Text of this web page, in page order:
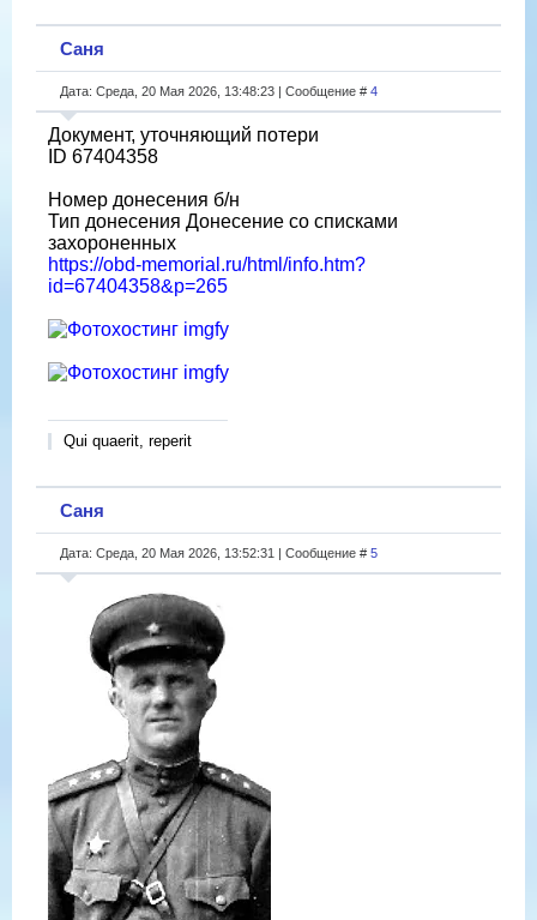
Саня
Дата: Среда, 20 Мая 2026, 13:48:23 | Сообщение # 4
Документ, уточняющий потери
ID 67404358
Номер донесения б/н
Тип донесения Донесение со списками
захороненных
https://obd-memorial.ru/html/info.htm?
id=67404358&p=265
Qui quaerit, reperit
Саня
Дата: Среда, 20 Мая 2026, 13:52:31 | Сообщение # 5